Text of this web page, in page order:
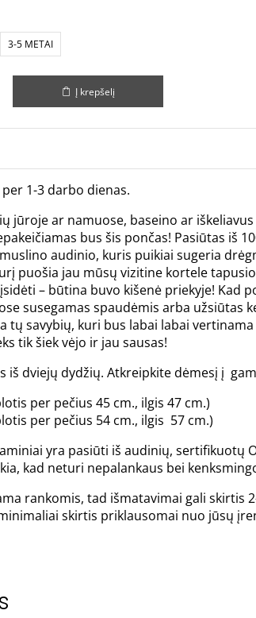
3-5 METAI
Į krepšelį
1-3 darbo dienas.
jūroje ar namuose, baseino ar
bus šis pončas! Pasiūtas iš
audinio, kuris puikiai sugeria
puošia jau mūsų vizitine kortele
– būtina buvo kišenė priekyje! Kad
susegamas spaudėmis arba užsiūtas
tų savybių, kuri bus labai labai
tik šiek vėjo ir jau sausas!
iš dviejų dydžių. Atkreipkite dėmesį į
per pečius 45 cm., ilgis 47 cm.)
per pečius 54 cm., ilgis 57 cm.)
yra pasiūti iš audinių, sertifikuotų
kad neturi nepalankaus bei
rankomis, tad išmatavimai gali skirtis
skirtis priklausomai nuo jūsų